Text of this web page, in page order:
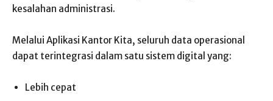
kesalahan administrasi.
Melalui Aplikasi Kantor Kita, seluruh data operasional
dapat terintegrasi dalam satu sistem digital yang:
Lebih cepat